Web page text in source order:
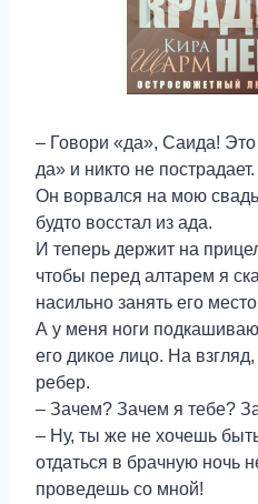
– Говори «да», Саида!
да» и никто не пострадает.
Он ворвался на мою
будто восстал из ада.
И теперь держит на
чтобы перед алтарем я
насильно занять его
А у меня ноги
его дикое лицо. На
ребер.
– Зачем? Зачем я тебе?
– Ну, ты же не хочешь
отдаться в брачную ночь
проведешь со мной!